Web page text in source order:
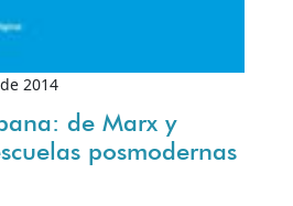
2014
de Marx y
posmodernas